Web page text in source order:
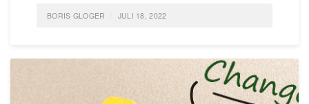
BORIS GLOGER JULI 18, 2022
WÜRDE; LEBENSSTANDARD; CHANCEN;
ENKELTAUGLICHE GESELLSCHAFT; FRAGEN